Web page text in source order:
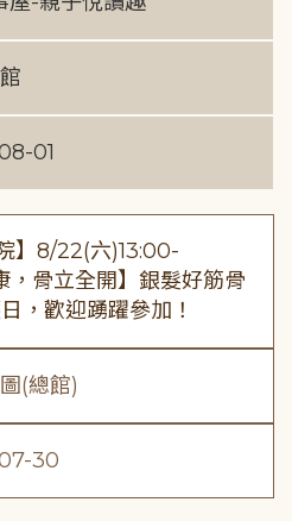
01
】8/22(六)13:00-
，骨立全開】銀髮好筋骨
，歡迎踴躍參加！
(總館)
30